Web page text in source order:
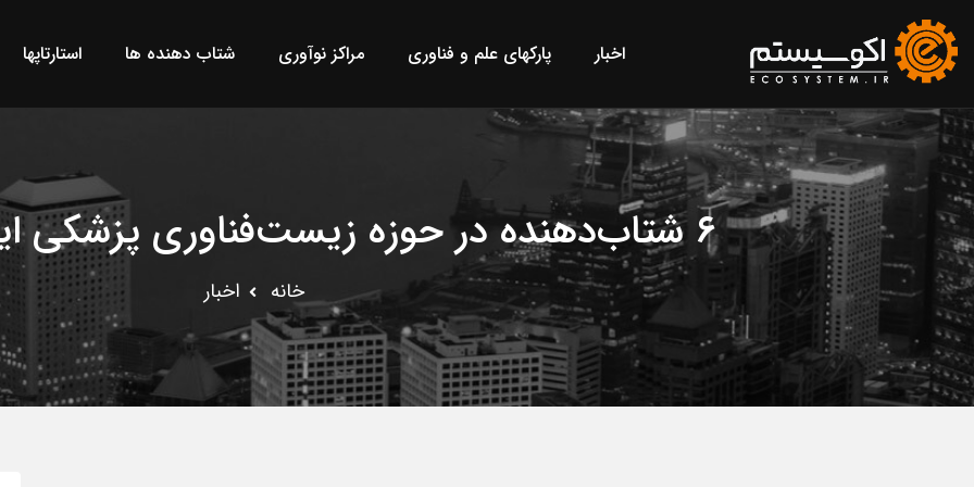
اخبار پارکهای علم و فناوری مراکز نوآوری شتاب دهنده ها استارتاپها
۶ شتاب‌دهنده در حوزه زیست‌فناوری پزشکی ایجاد شده است
خانه اخبار